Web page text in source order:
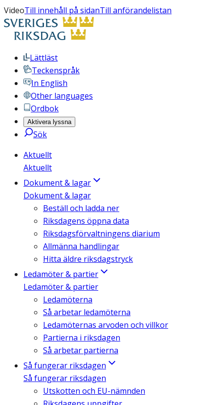
VideoTill innehåll på sidanTill anförandelistan
Lättläst
Teckenspråk
In English
Other languages
Ordbok
Aktivera lyssna
Sök
Aktuellt
Aktuellt
Dokument & lagar
Dokument & lagar
Beställ och ladda ner
Riksdagens öppna data
Riksdagsförvaltningens diarium
Allmänna handlingar
Hitta äldre riksdagstryck
Ledamöter & partier
Ledamöter & partier
Ledamöterna
Så arbetar ledamöterna
Ledamöternas arvoden och villkor
Partierna i riksdagen
Så arbetar partierna
Så fungerar riksdagen
Så fungerar riksdagen
Utskotten och EU-nämnden